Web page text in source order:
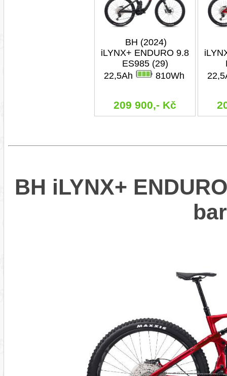
BH (2024)
iLYNX+ ENDURO 9.8
ES985 (29)
22,5Ah
810Wh
209 900,- Kč
BH iLYNX+